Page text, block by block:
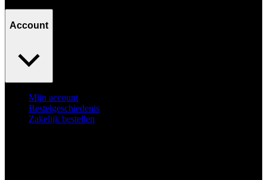
Account
Mijn account
Bestelgeschiedenis
Zakelijk bestellen